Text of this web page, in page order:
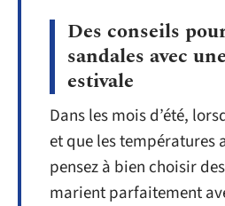
Des conseils
sandales avec
estivale
Dans les mois d’été,
et que les températures
pensez à bien choisir
marient parfaitement